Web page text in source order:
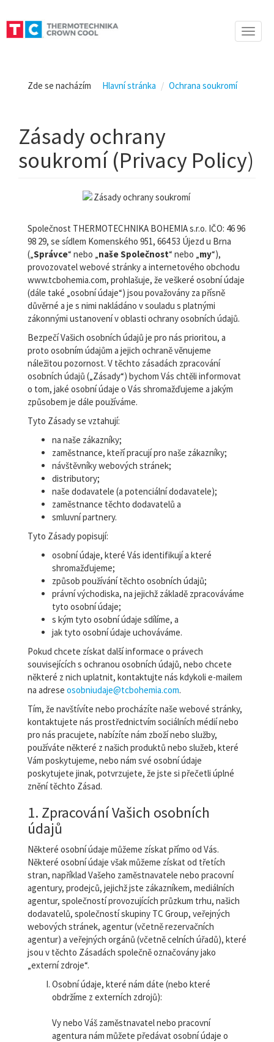
Toggle
Zde se nacházím Hlavní stránka Ochrana soukromí
Zásady ochrany
soukromí (Privacy Policy)
Společnost THERMOTECHNIKA BOHEMIA s.r.o. IČO: 46 96
98 29, se sídlem Komenského 951, 664 53 Újezd u Brna
(„Správce“ nebo „naše Společnost“ nebo „my“),
provozovatel webové stránky a internetového obchodu
www.tcbohemia.com, prohlašuje, že veškeré osobní údaje
(dále také „osobní údaje“) jsou považovány za přísně
důvěrné a je s nimi nakládáno v souladu s platnými
zákonnými ustanovení v oblasti ochrany osobních údajů.
Bezpečí Vašich osobních údajů je pro nás prioritou, a
proto osobním údajům a jejich ochraně věnujeme
náležitou pozornost. V těchto zásadách zpracování
osobních údajů („Zásady“) bychom Vás chtěli informovat
o tom, jaké osobní údaje o Vás shromažďujeme a jakým
způsobem je dále používáme.
Tyto Zásady se vztahují:
na naše zákazníky;
zaměstnance, kteří pracují pro naše zákazníky;
návštěvníky webových stránek;
distributory;
naše dodavatele (a potenciální dodavatele);
zaměstnance těchto dodavatelů a
smluvní partnery.
Tyto Zásady popisují:
osobní údaje, které Vás identifikují a které
shromažďujeme;
způsob používání těchto osobních údajů;
právní východiska, na jejichž základě zpracováváme
tyto osobní údaje;
s kým tyto osobní údaje sdílíme, a
jak tyto osobní údaje uchováváme.
Pokud chcete získat další informace o právech
souvisejících s ochranou osobních údajů, nebo chcete
některé z nich uplatnit, kontaktujte nás kdykoli e-mailem
na adrese osobniudaje@tcbohemia.com.
Tím, že navštívíte nebo procházíte naše webové stránky,
kontaktujete nás prostřednictvím sociálních médií nebo
pro nás pracujete, nabízíte nám zboží nebo služby,
používáte některé z našich produktů nebo služeb, které
Vám poskytujeme, nebo nám své osobní údaje
poskytujete jinak, potvrzujete, že jste si přečetli úplné
znění těchto Zásad.
1. Zpracování Vašich osobních
údajů
Některé osobní údaje můžeme získat přímo od Vás.
Některé osobní údaje však můžeme získat od třetích
stran, například Vašeho zaměstnavatele nebo pracovní
agentury, prodejců, jejichž jste zákazníkem, mediálních
agentur, společností provozujících průzkum trhu, našich
dodavatelů, společností skupiny TC Group, veřejných
webových stránek, agentur (včetně rezervačních
agentur) a veřejných orgánů (včetně celních úřadů), které
jsou v těchto Zásadách společně označovány jako
„externí zdroje“.
Osobní údaje, které nám dáte (nebo které
obdržíme z externích zdrojů):
Vy nebo Váš zaměstnavatel nebo pracovní
agentura nám můžete předávat osobní údaje o